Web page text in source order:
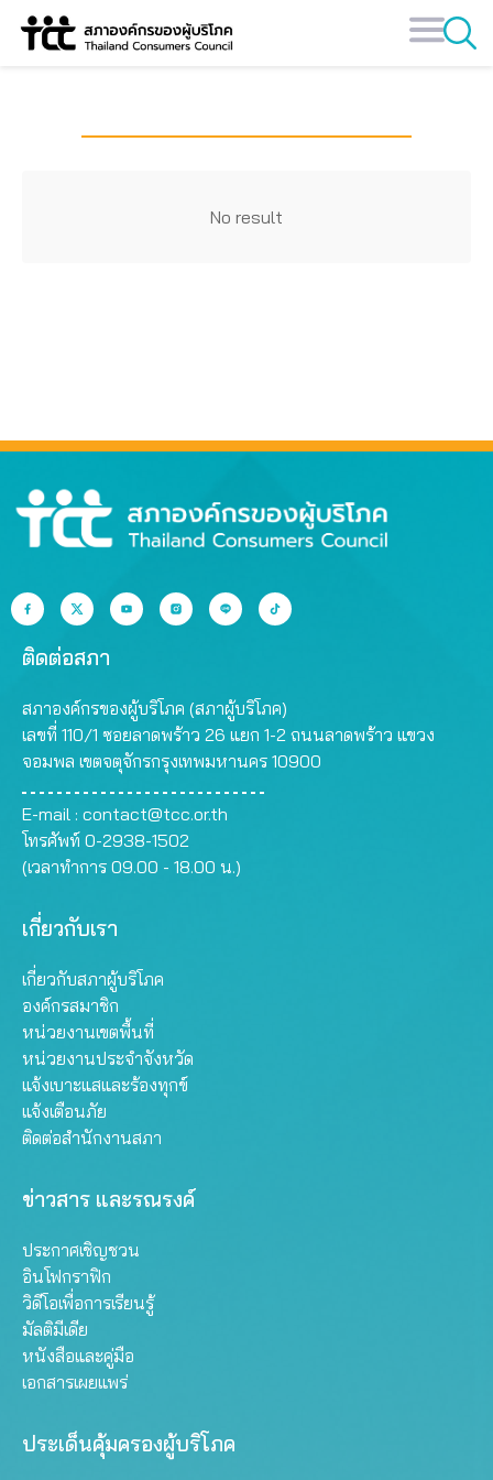
Skip
No result
ติดต่อสภา
สภาองค์กรของผู้บริโภค (สภาผู้บริโภค)
เลขที่ 110/1 ซอยลาดพร้าว 26 แยก 1-2 ถนนลาดพร้าว แขวง
จอมพล เขตจตุจักรกรุงเทพมหานคร 10900
E-mail : contact@tcc.or.th
โทรศัพท์ 0-2938-1502
(เวลาทำการ 09.00 - 18.00 น.)
เกี่ยวกับเรา
เกี่ยวกับสภาผู้บริโภค
องค์กรสมาชิก
หน่วยงานเขตพื้นที่
หน่วยงานประจำจังหวัด
แจ้งเบาะแสและร้องทุกข์
แจ้งเตือนภัย
ติดต่อสำนักงานสภา
ข่าวสาร และรณรงค์
ประกาศเชิญชวน
อินโฟกราฟิก
วิดีโอเพื่อการเรียนรู้
มัลติมีเดีย
หนังสือและคู่มือ
เอกสารเผยแพร่
ประเด็นคุ้มครองผู้บริโภค